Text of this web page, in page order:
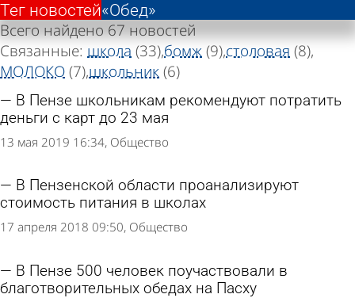
«Обед»
Тег новостей
Всего найдено 67 новостей
Связанные: школа (33)бомж(9)столовая (8)
МОЛОКО(7)школьник(6)
В Пензе школьникам рекомендуют потратить
деньги с карт до 23 мая
13 мая 2019 16:34 Общество
В Пензенской области проанализируют
стоимость питания в школах
17 апреля 2018 09:50 Общество
В Пензе 500 человек поучаствовали в
благотворительных обедах на Пасху
«Обед»
Тег новостей